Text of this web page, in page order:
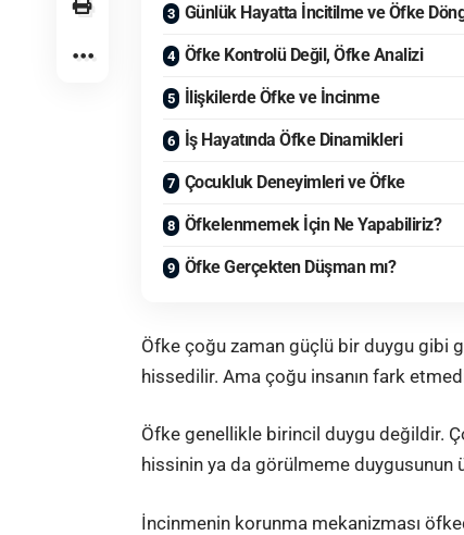
Günlük Hayatta İncitilme ve Öfke
Öfke Kontrolü Değil, Öfke Analizi
İlişkilerde Öfke ve İncinme
İş Hayatında Öfke Dinamikleri
Çocukluk Deneyimleri ve Öfke
Öfkelenmemek İçin Ne Yapabiliriz?
Öfke Gerçekten Düşman mı?
Öfke çoğu zaman güçlü bir duygu gibi
hissedilir. Ama çoğu insanın fark
Öfke genellikle birincil duygu değildir.
hissinin ya da görülmeme duygusunun
İncinmenin korunma mekanizması